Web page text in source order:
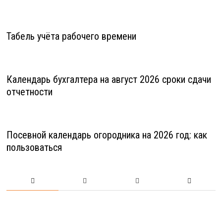
Табель учёта рабочего времени
Календарь бухгалтера на август 2026 сроки сдачи
отчетности
Посевной календарь огородника на 2026 год: как
пользоваться